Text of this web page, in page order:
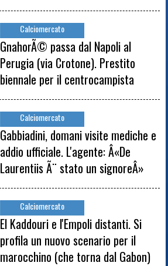
Calciomercato
GnahorÃ© passa dal Napoli al
Perugia (via Crotone). Prestito
biennale per il centrocampista
Calciomercato
Gabbiadini, domani visite mediche e
addio ufficiale. L'agente: Â«De
Laurentiis Ã¨ stato un signoreÂ»
Calciomercato
El Kaddouri e l'Empoli distanti. Si
profila un nuovo scenario per il
marocchino (che torna dal Gabon)